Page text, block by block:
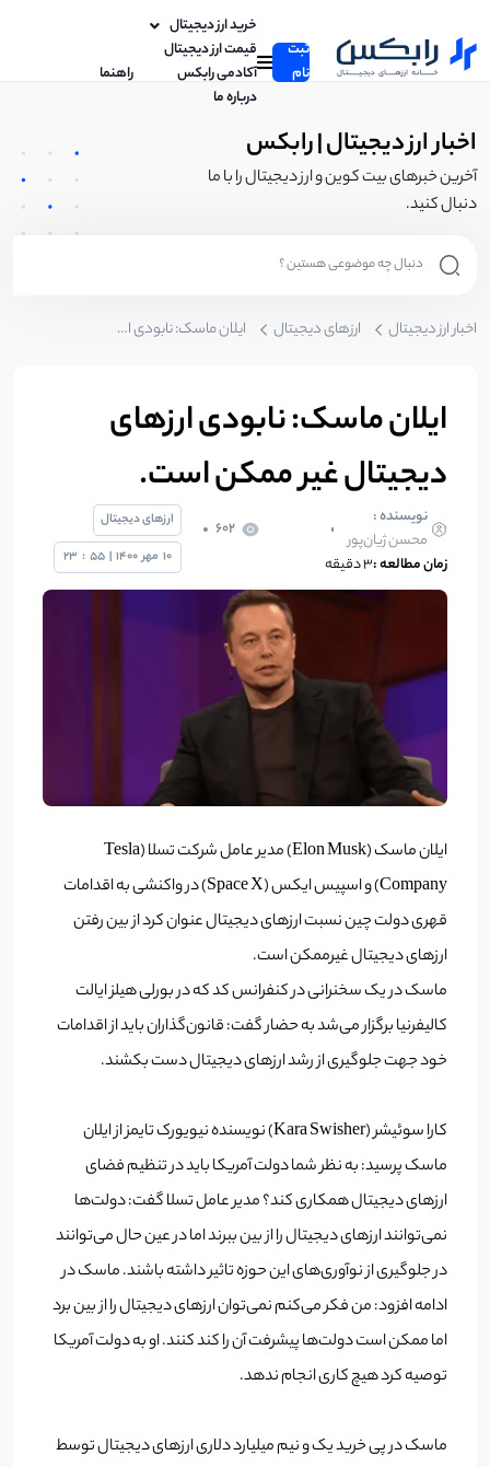
ثبت
نام
خرید ارز دیجیتال
قیمت ارز دیجیتال
آکادمی رابکس
راهنما
درباره ما
اخبار ارز دیجیتال | رابکس
آخرین خبرهای بیت کوین و ارز دیجیتال را با ما
دنبال کنید.
اخبار ارز دیجیتال ارزهای دیجیتال ایلان ماسک: نابودی ارزهای دیجیتال غیر ممکن است.
ایلان ماسک: نابودی ارزهای
دیجیتال غیر ممکن است.
نویسنده :
محسن ژیان‌پور
602
زمان مطالعه :۳ دقیقه
ارزهای دیجیتال
10 مهر 1400
|
55
:
23
ایلان ماسک (Elon Musk) مدیر عامل شرکت تسلا (Tesla
Company) و اسپیس ایکس (Space X) در واکنشی به اقدامات
قهری دولت چین نسبت ارزهای دیجیتال عنوان کرد از بین رفتن
ارزهای دیجیتال غیرممکن است.
ماسک در یک سخنرانی در کنفرانس کد که در بورلی هیلز ایالت
کالیفرنیا برگزار می‌شد به حضار گفت: قانون‌گذاران باید از اقدامات
خود جهت جلوگیری از رشد ارزهای دیجیتال دست بکشند.
کارا سوئیشر (Kara Swisher) نویسنده نیویورک تایمز از ایلان
ماسک پرسید: به نظر شما دولت آمریکا باید در تنظیم فضای
ارزهای دیجیتال همکاری کند؟ مدیر عامل تسلا گفت: دولت‌ها
نمی‌توانند ارزهای دیجیتال را از بین ببرند اما در عین حال می‌توانند
در جلوگیری از نوآوری‌های این حوزه تاثیر داشته باشند.ماسک در
ادامه افزود: من فکر می‌کنم نمی‌توان ارزهای دیجیتال را از بین برد
اما ممکن است دولت‌‌ها پیشرفت آن را کند کنند. او به دولت آمریکا
توصیه کرد هیچ کاری انجام ندهد.
ماسک در پی خرید یک و نیم میلیارد دلاری ارزهای دیجیتال توسط